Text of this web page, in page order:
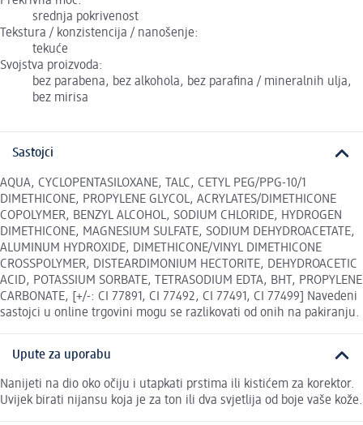
srednja pokrivenost
Tekstura / konzistencija / nanošenje:
tekuće
Svojstva proizvoda:
bez parabena, bez alkohola, bez parafina / mineralnih ulja,
bez mirisa
Sastojci
AQUA, CYCLOPENTASILOXANE, TALC, CETYL PEG/PPG-10/1
DIMETHICONE, PROPYLENE GLYCOL, ACRYLATES/DIMETHICONE
COPOLYMER, BENZYL ALCOHOL, SODIUM CHLORIDE, HYDROGEN
DIMETHICONE, MAGNESIUM SULFATE, SODIUM DEHYDROACETATE,
ALUMINUM HYDROXIDE, DIMETHICONE/VINYL DIMETHICONE
CROSSPOLYMER, DISTEARDIMONIUM HECTORITE, DEHYDROACETIC
ACID, POTASSIUM SORBATE, TETRASODIUM EDTA, BHT, PROPYLENE
CARBONATE, [+/-: CI 77891, CI 77492, CI 77491, CI 77499] Navedeni
sastojci u online trgovini mogu se razlikovati od onih na pakiranju.
Upute za uporabu
Nanijeti na dio oko očiju i utapkati prstima ili kistićem za korektor.
Uvijek birati nijansu koja je za ton ili dva svjetlija od boje vaše kože.